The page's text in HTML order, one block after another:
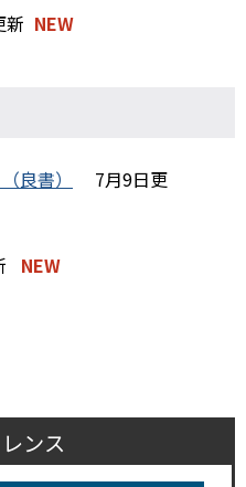
ンス
NEW
良書）
7月9日更
NEW